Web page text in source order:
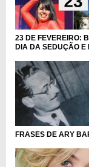
23 DE FEVEREIRO:
DIA DA SEDUÇÃO E
FRASES DE ARY